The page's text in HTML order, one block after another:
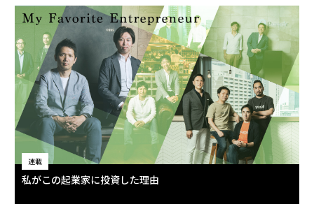
連載
私がこの起業家に投資した理由